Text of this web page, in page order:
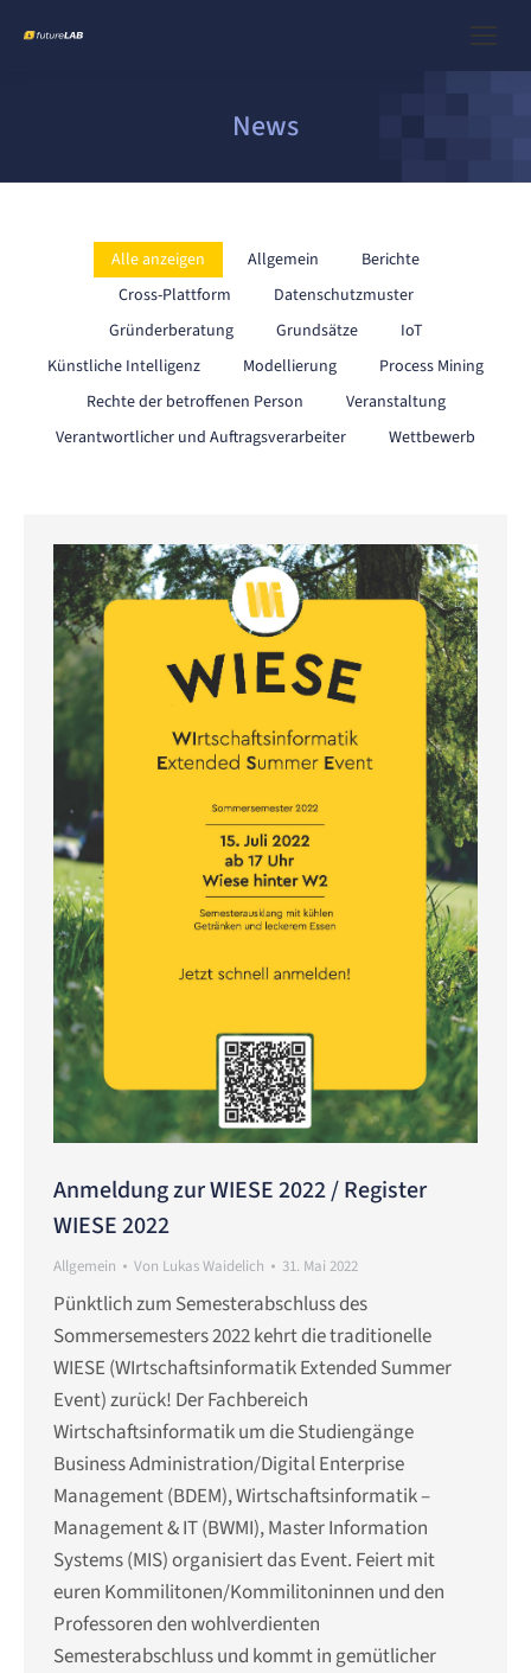
News
Alle anzeigen Allgemein
Berichte
Cross-Plattform
Datenschutzmuster
Gründerberatung
Grundsätze
IoT
Künstliche Intelligenz
Modellierung
Process Mining
Rechte der betroffenen Person
Veranstaltung
Verantwortlicher und Auftragsverarbeiter
Wettbewerb
Anmeldung zur WIESE 2022 / Register
WIESE 2022
Allgemein Von Lukas Waidelich 31. Mai 2022
Pünktlich zum Semesterabschluss des
Sommersemesters 2022 kehrt die traditionelle
WIESE (WIrtschaftsinformatik Extended Summer
Event) zurück! Der Fachbereich
Wirtschaftsinformatik um die Studiengänge
Business Administration/Digital Enterprise
Management (BDEM), Wirtschaftsinformatik –
Management & IT (BWMI), Master Information
Systems (MIS) organisiert das Event. Feiert mit
euren Kommilitonen/Kommilitoninnen und den
Professoren den wohlverdienten
Semesterabschluss und kommt in gemütlicher